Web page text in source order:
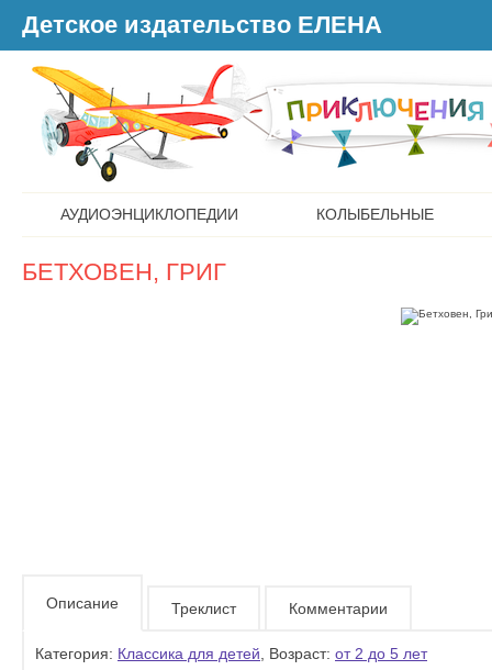
Детское издательство ЕЛЕНА
АУДИОЭНЦИКЛОПЕДИИ КОЛЫБЕЛЬНЫЕ
БЕТХОВЕН, ГРИГ
Описание Треклист Комментарии
Категория: Классика для детей , Возраст: от 2 до 5 лет